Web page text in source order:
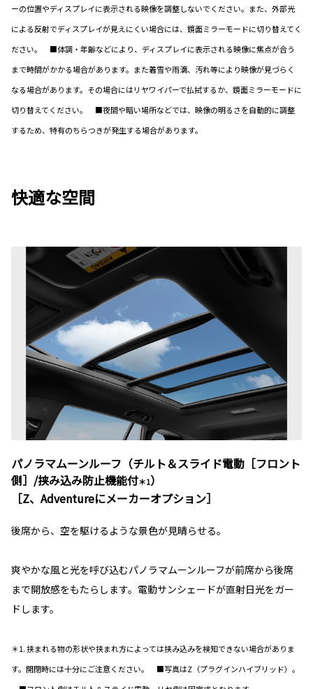
ーの位置やディスプレイに表示される映像を調整しないでください。また、外部光
による反射でディスプレイが見えにくい場合には、鏡面ミラーモードに切り替えてく
ださい。 ■体調・年齢などにより、ディスプレイに表示される映像に焦点が合う
まで時間がかかる場合があります。また着雪や雨滴、汚れ等により映像が見づらく
なる場合があります。その場合にはリヤワイパーで払拭するか、鏡面ミラーモードに
切り替えてください。 ■夜間や暗い場所などでは、映像の明るさを自動的に調整
するため、特有のちらつきが発生する場合があります。
快適な空間
パノラマムーンルーフ（チルト＆スライド電動［フロント
側］/挟み込み防止機能付＊1）
［Z、Adventureにメーカーオプション］
後席から、空を駆けるような景色が見晴らせる。
爽やかな風と光を呼び込むパノラマムーンルーフが前席から後席
まで開放感をもたらします。電動サンシェードが直射日光をガー
ドします。
＊1. 挟まれる物の形状や挟まれ方によっては挟み込みを検知できない場合がありま
す。開閉時には十分にご注意ください。 ■写真はZ（プラグインハイブリッド）。